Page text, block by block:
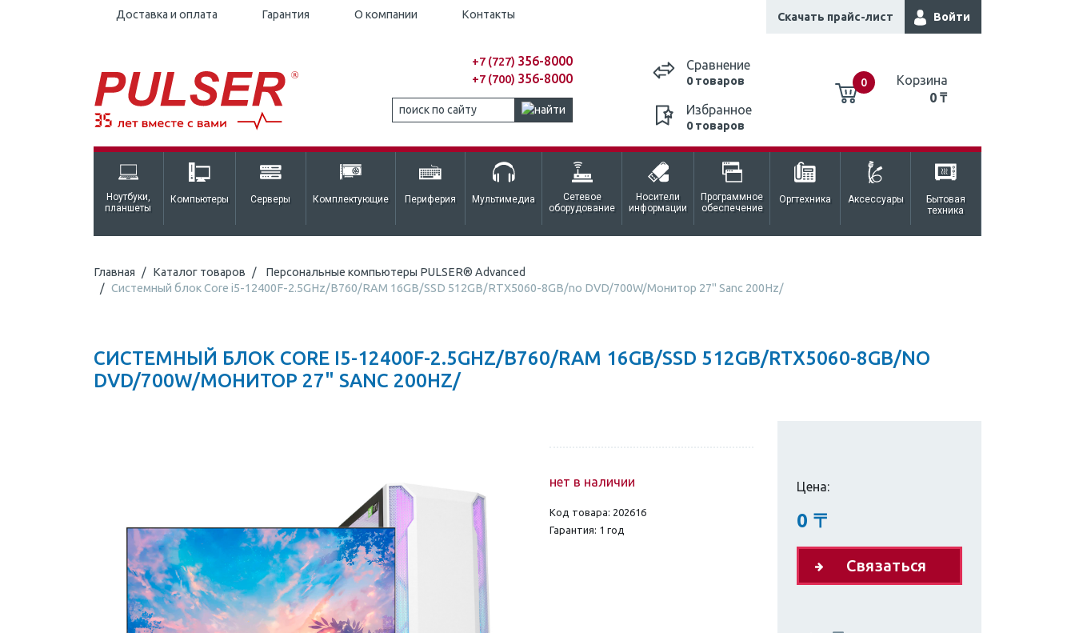
Доставка и оплата Гарантия О компании Контакты Скачать прайс-лист Войти
+7 (727) 356-8000
+7 (700) 356-8000
Сравнение
0 товаров
Избранное
0 товаров
0
Корзина
0 ₸
0 ₸
Ноутбуки,
планшеты
Компьютеры Серверы Комплектующие Периферия Мультимедиа
Сетевое
оборудование
Носители
информации
Программное
обеспечение
Оргтехника Аксессуары
Бытовая
техника
Главная Каталог товаров
Персональные компьютеры PULSER® Advanced
Системный блок Core i5-12400F-2.5GHz/B760/RAM 16GB/SSD 512GB/RTX5060-8GB/no DVD/700W/Монитор 27" Sanc 200Hz/
СИСТЕМНЫЙ БЛОК CORE I5-12400F-2.5GHZ/B760/RAM 16GB/SSD 512GB/RTX5060-8GB/NO
DVD/700W/МОНИТОР 27" SANC 200HZ/
нет в наличии
Код товара: 202616
Гарантия: 1 год
Цена:
0 〒
Связаться